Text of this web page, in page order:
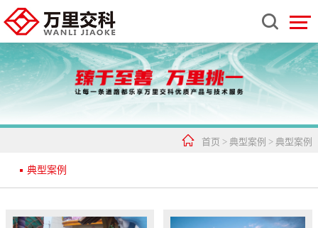

 首页 > 典型案例 > 典型案例
典型案例